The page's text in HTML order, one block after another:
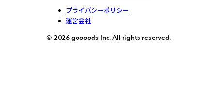
プライバシーポリシー
運営会社
© 2026 goooods Inc. All rights reserved.